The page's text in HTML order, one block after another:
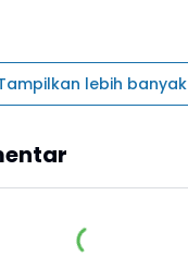
lebih banyak